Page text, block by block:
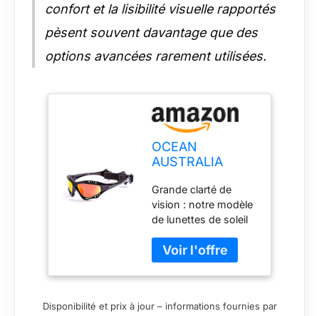
confort et la lisibilité visuelle rapportés
pèsent souvent davantage que des
options avancées rarement utilisées.
OCEAN
AUSTRALIA
Soleil Flottantes
Sports
Nautiques
Polarisées
Kitesurf
Grande clarté de
vision : notre modèle
de lunettes de soleil
spécialement conçu
pour les amateurs de
sports nautiques qui
qu'une vision claire.
Disponibilité et prix à jour – informations fournies par